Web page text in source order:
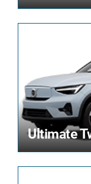
Ultimate